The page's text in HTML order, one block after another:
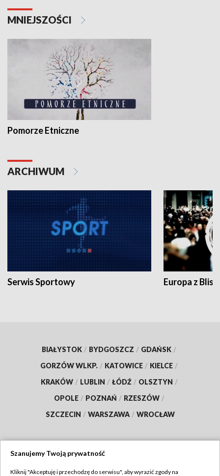
MNIEJSZOŚCI
Pomorze Etniczne
ARCHIWUM
Serwis Sportowy Europa z
BIAŁYSTOK / BYDGOSZCZ / GDAŃSK /
GORZÓW WLKP. / KATOWICE / KIELCE /
KRAKÓW / LUBLIN / ŁÓDŹ / OLSZTYN /
OPOLE / POZNAŃ / RZESZÓW /
SZCZECIN / WARSZAWA / WROCŁAW
Szanujemy Twoją prywatność
Kliknij "Akceptuję i przechodzę do serwisu", aby wyrazić zgody na